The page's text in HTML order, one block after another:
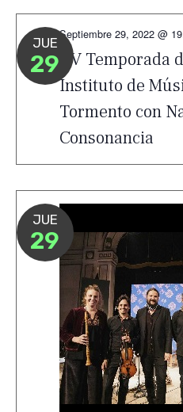
JUE
29 XV Temporada
Instituto de
Tormento con
Consonancia
Septiembre 29, 2022 @
JUE
29